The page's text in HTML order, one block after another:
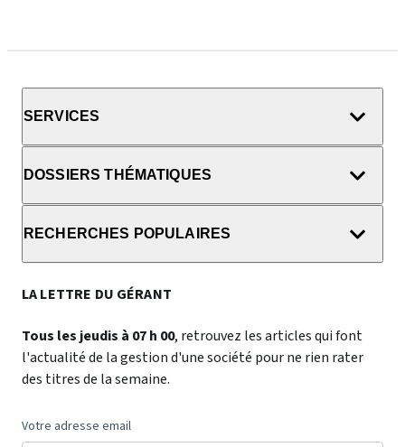
SERVICES
DOSSIERS THÉMATIQUES
RECHERCHES POPULAIRES
LA LETTRE DU GÉRANT
Tous les jeudis à 07 h 00, retrouvez les articles qui font
l'actualité de la gestion d'une société pour ne rien rater
des titres de la semaine.
Votre adresse email